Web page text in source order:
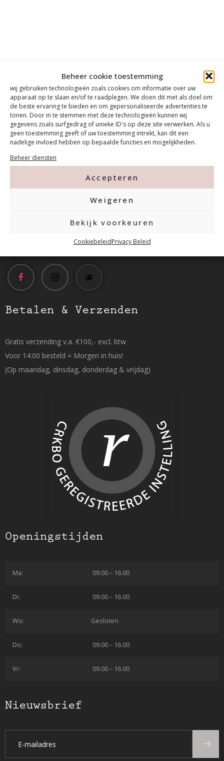
Beheer cookie toestemming
wij gebruiken technologieën zoals cookies om informatie over uw
apparaat op te slaan en/of te raadplegen. We doen dit met als doel om
de beste ervaring te bieden en om gepersonaliseerde advertenties te
tonen. Door in te stemmen met deze technologieën kunnen wij
gegevens zoals surfgedrag of unieke ID's op deze site verwerken. Als u
geen toestemming geeft of uw toestemming intrekt, kan dit een
nadelige invloed hebben op bepaalde functies en mogelijkheden.
Beheer diensten
Accepteren
Weigeren
Bekijk voorkeuren
CookiebeleidPrivacy Beleid
Tanthofdreef 7 2623 EW Delft
Betalen & Verzenden
Gratis verzending v.a. €100,- excl. btw
Voor 14:00 besteld = Morgen in huis!
(Op maandag, dinsdag, donderdag & vrijdag)
Openingstijden
Ma: 09.00 – 16.00
Di: 09.00 – 16.00
Wo: Gesloten
Do: 09.00 – 16.00
Vr: 09.00 – 16.00
Nieuwsbrief